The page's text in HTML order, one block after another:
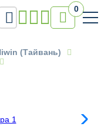
 0
(Тайвань)